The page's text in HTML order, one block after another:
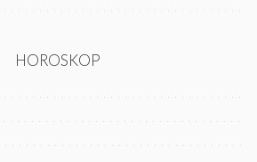
HOROSKOP